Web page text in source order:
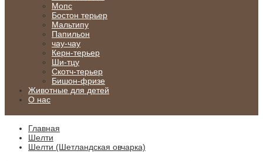
Мопс
Бостон терьер
Мальтипу
Папильон
чау-чау
Керн-терьер
Ши-тцу
Скотч-терьер
Бишон-фризе
Животные для детей
О нас
Главная
Шелти
Шелти (Шетландская овчарка)